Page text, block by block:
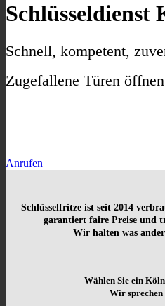
Schlüsseldienst
Schnell, kompetent,
Zugefallene Türen
Anrufen
Schlüsselfritze ist seit 2014
garantiert faire Preise und
Wir halten was
Wählen Sie ein
Wir